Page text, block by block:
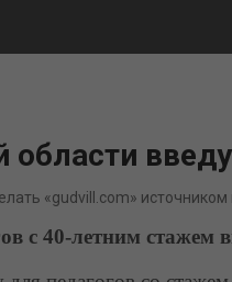
«gudvill.com» источником
с 40-летним стажем